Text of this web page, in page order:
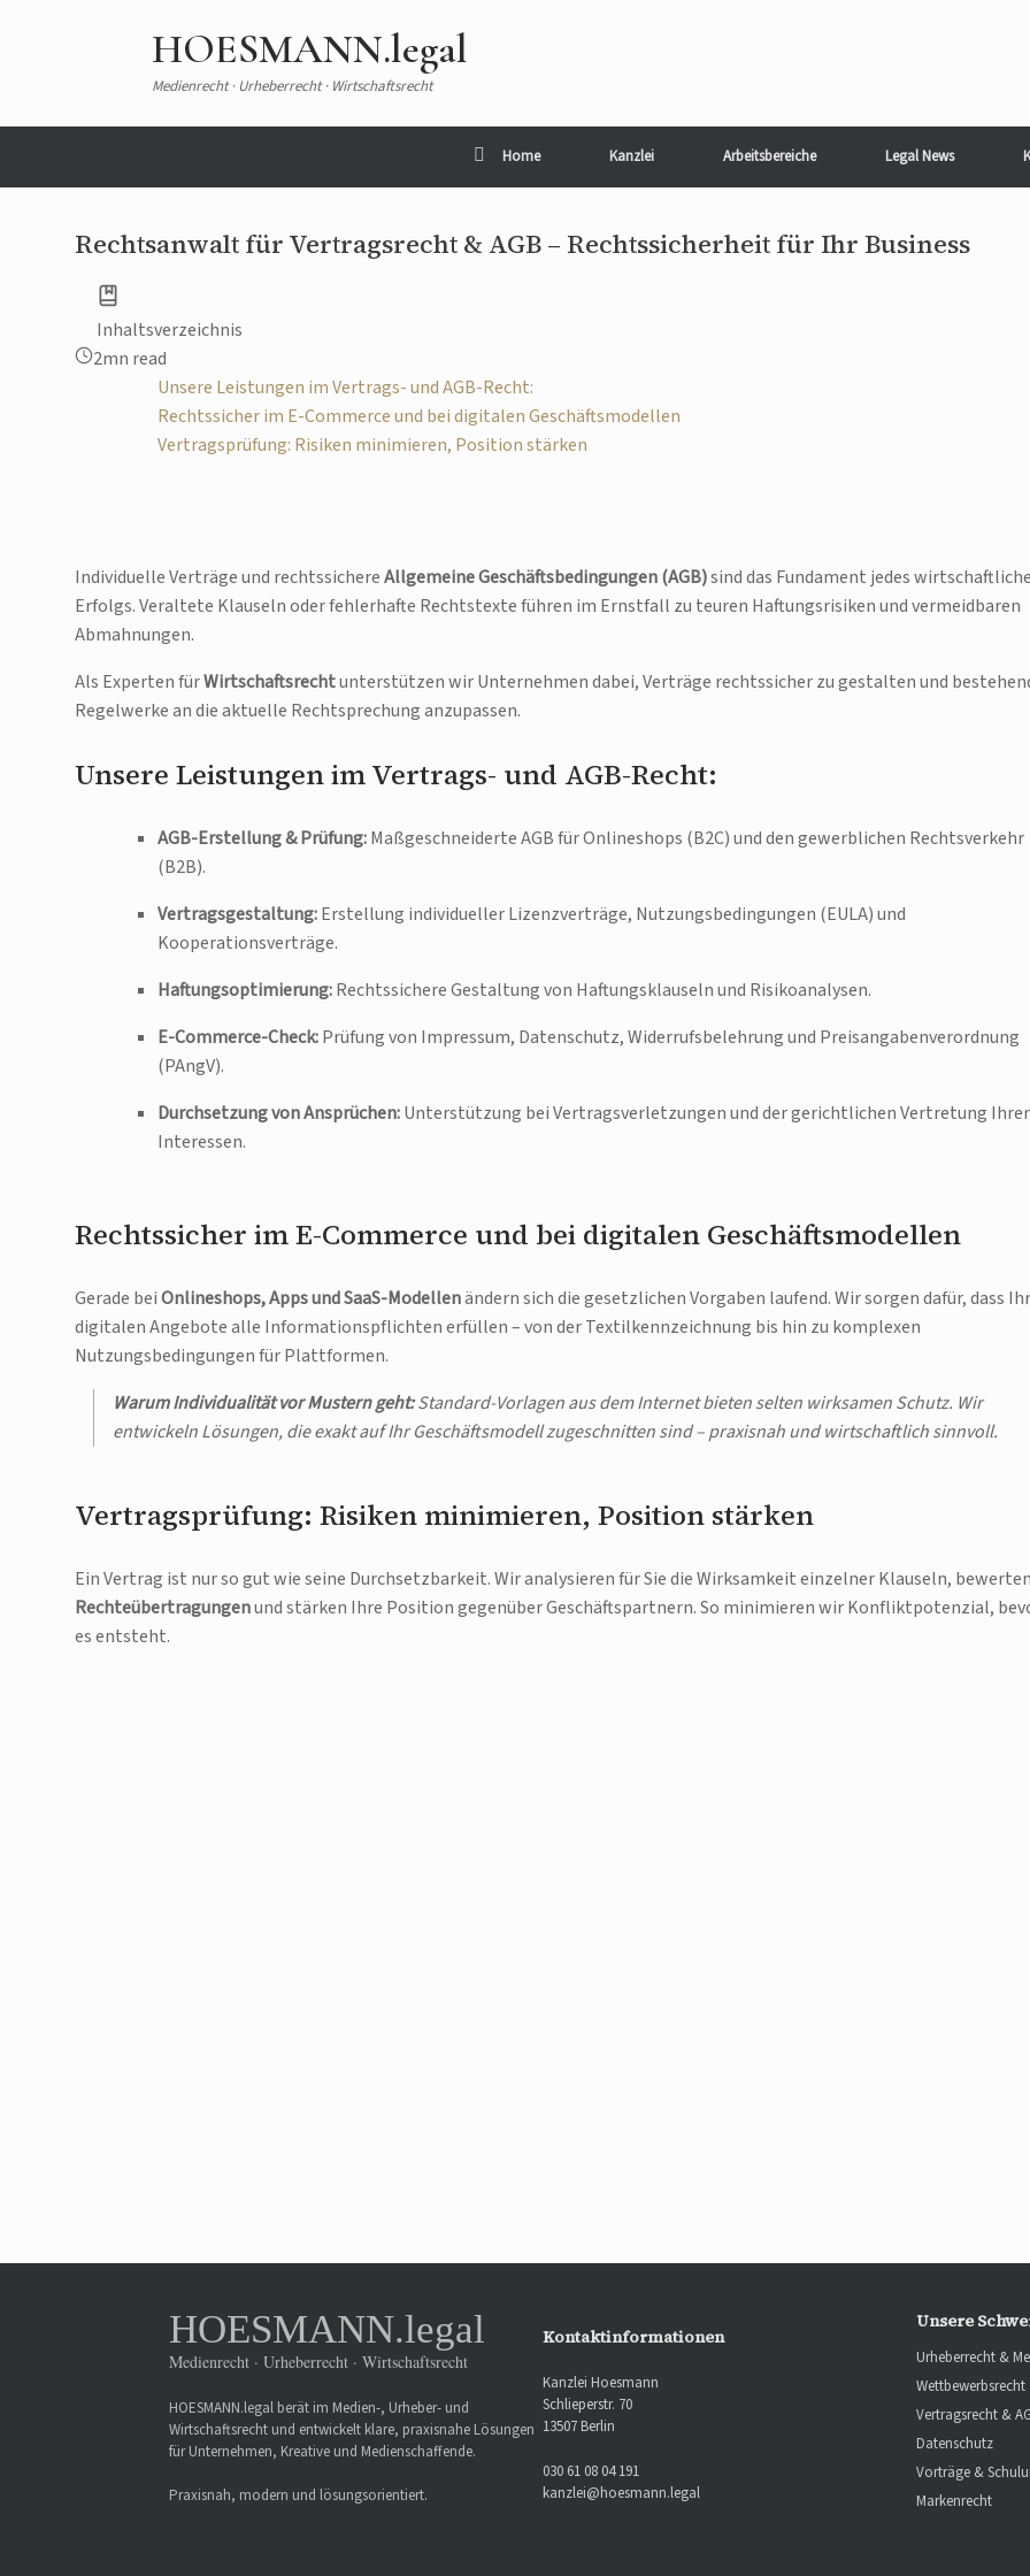
HOESMANN.legal
Medienrecht · Urheberrecht · Wirtschaftsrecht
Home Kanzlei Arbeitsbereiche Legal News
Rechtsanwalt für Vertragsrecht & AGB – Rechtssicherheit für Ihr Business
Inhaltsverzeichnis
2mn read
Unsere Leistungen im Vertrags- und AGB-Recht:
Rechtssicher im E-Commerce und bei digitalen Geschäftsmodellen
Vertragsprüfung: Risiken minimieren, Position stärken
Individuelle Verträge und rechtssichereAllgemeine Geschäftsbedingungen (AGB)sind das Fundament jedes
Erfolgs. Veraltete Klauseln oder fehlerhafte Rechtstexte führen im Ernstfall zu teuren Haftungsrisiken und vermeidbaren
Abmahnungen.
Als Experten fürWirtschaftsrechtunterstützen wir Unternehmen dabei, Verträge rechtssicher zu gestalten und
Regelwerke an die aktuelle Rechtsprechung anzupassen.
Unsere Leistungen im Vertrags- und AGB-Recht:
AGB-Erstellung & Prüfung:Maßgeschneiderte AGB für Onlineshops (B2C) und den gewerblichen Rechtsverkehr
(B2B).
Vertragsgestaltung:Erstellung individueller Lizenzverträge, Nutzungsbedingungen (EULA) und
Kooperationsverträge.
Haftungsoptimierung:Rechtssichere Gestaltung von Haftungsklauseln und Risikoanalysen.
E-Commerce-Check:Prüfung von Impressum, Datenschutz, Widerrufsbelehrung und Preisangabenverordnung
(PAngV).
Durchsetzung von Ansprüchen:Unterstützung bei Vertragsverletzungen und der gerichtlichen Vertretung Ihrer
Interessen.
Rechtssicher im E-Commerce und bei digitalen Geschäftsmodellen
Gerade beiOnlineshops, Apps und SaaS-Modellenändern sich die gesetzlichen Vorgaben laufend. Wir sorgen dafür, dass
digitalen Angebote alle Informationspflichten erfüllen – von der Textilkennzeichnung bis hin zu komplexen
Nutzungsbedingungen für Plattformen.
Warum Individualität vor Mustern geht:Standard-Vorlagen aus dem Internet bieten selten wirksamen Schutz. Wir
entwickeln Lösungen, die exakt auf Ihr Geschäftsmodell zugeschnitten sind – praxisnah und wirtschaftlich sinnvoll.
Vertragsprüfung: Risiken minimieren, Position stärken
Ein Vertrag ist nur so gut wie seine Durchsetzbarkeit. Wir analysieren für Sie die Wirksamkeit einzelner Klauseln,
Rechteübertragungenund stärken Ihre Position gegenüber Geschäftspartnern. So minimieren wir Konfliktpotenzial,
es entsteht.
HOESMANN.legal
Medienrecht · Urheberrecht · Wirtschaftsrecht
HOESMANN.legal berät im Medien-, Urheber- und
Wirtschaftsrecht und entwickelt klare, praxisnahe Lösungen
für Unternehmen, Kreative und Medienschaffende.
Praxisnah, modern und lösungsorientiert.
Kontaktinformationen
Kanzlei Hoesmann
Schlieperstr. 70
13507 Berlin
030 61 08 04 191
kanzlei@hoesmann.legal
Unsere
Urheberrecht &
Wettbewerbsrecht
Vertragsrecht &
Datenschutz
Vorträge &
Markenrecht